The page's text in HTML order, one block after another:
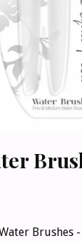
Brushes